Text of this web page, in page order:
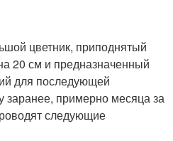
цветник, приподнятый
20 см и предназначенный
для последующей
заранее, примерно месяца за
следующие